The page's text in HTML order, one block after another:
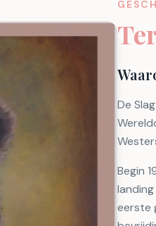
De
Begin
eerste